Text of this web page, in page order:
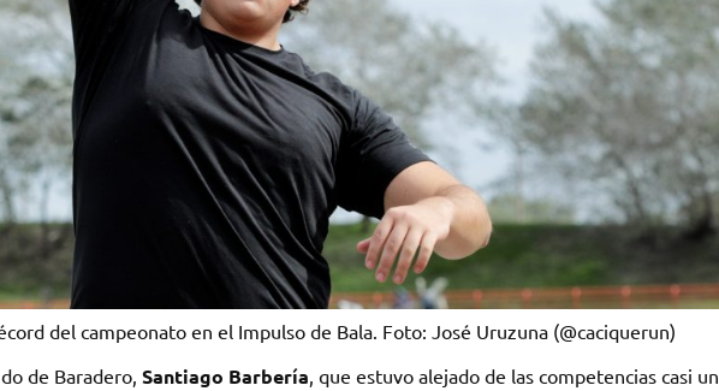
del campeonato en el Impulso de Bala. Foto: José Uruzuna (@caciquerun)
de Baradero, Santiago Barbería , que estuvo alejado de las competencias casi un